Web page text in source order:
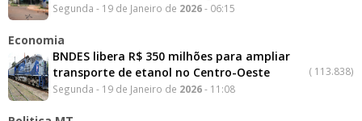
Segunda - 19 de Janeiro de 2026- 06:15
Economia
BNDES libera R$ 350 milhões para ampliar
transporte de etanol no Centro-Oeste
( 113.838)
Segunda - 19 de Janeiro de 2026- 11:08